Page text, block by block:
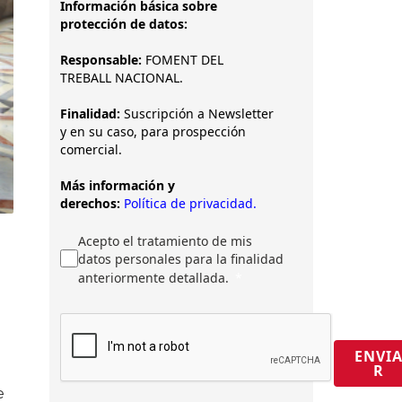
Información básica sobre
protección de datos:
Responsable: FOMENT DEL
TREBALL NACIONAL.
Finalidad: Suscripción a Newsletter
y en su caso, para prospección
comercial.
Más información y
derechos: Política de privacidad.
Acepto el tratamiento de mis
datos personales para la finalidad
anteriormente detallada.
ENVIA
R